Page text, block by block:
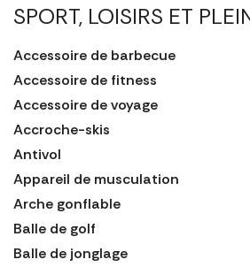
SPORT, LOISIRS ET
Accessoire de barbecue
Accessoire de fitness
Accessoire de voyage
Accroche-skis
Antivol
Appareil de musculation
Arche gonflable
Balle de golf
Balle de jonglage